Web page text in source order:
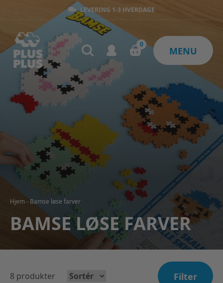
LEVERING 1-3 HVERDAGE
0
MENU
Hjem-Bamse løse farver
BAMSE LØSE FARVER
8 produkter Filter